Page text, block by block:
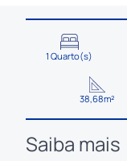
1 Quarto(s)
38,68m²
Saiba mais